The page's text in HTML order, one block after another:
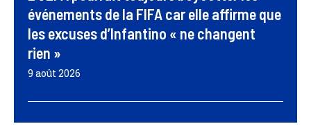
événements de la FIFA car elle affirme que
les excuses d’Infantino « ne changent
rien »
9 août 2026